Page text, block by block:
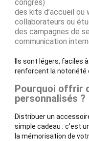
congrès)
des kits d’accueil
collaborateurs ou
des campagnes de
communication
Ils sont légers, faciles
renforcent la notoriété
Pourquoi offrir
personnalisés ?
Distribuer un
simple cadeau : c’est
la mémorisation de